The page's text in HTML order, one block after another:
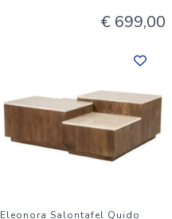
€ 699,00
Eleonora Salontafel Quido